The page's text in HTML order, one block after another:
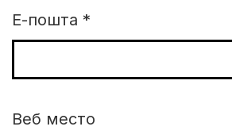
Е-пошта *
Веб место